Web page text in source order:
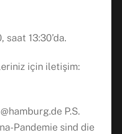
13:30’da.
için iletişim:
P.S.
Pandemie sind die